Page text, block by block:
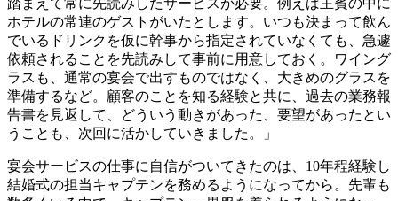
ホテルの常連のゲストがいたとします。いつも決まって飲ん
でいるドリンクを仮に幹事から指定されていなくても、急遽
依頼されることを先読みして事前に用意しておく。ワイング
ラスも、通常の宴会で出すものではなく、大きめのグラスを
準備するなど。顧客のことを知る経験と共に、過去の業務報
告書を見返して、どういう動きがあった、要望があったとい
うことも、次回に活かしていきました。」
宴会サービスの仕事に自信がついてきたのは、10年程経験し
結婚式の担当キャプテンを務めるようになってから。先輩も